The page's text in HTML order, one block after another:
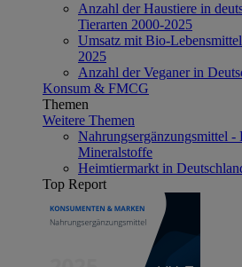
Anzahl der Haustiere in
Tierarten 2000-2025
Umsatz mit Bio-
2025
Anzahl der Veganer in
Konsum & FMCG
Themen
Weitere Themen
Nahrungsergänzungsmittel -
Mineralstoffe
Heimtiermarkt in
Top Report